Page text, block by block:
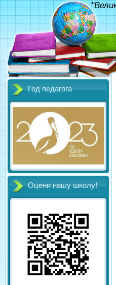
Год педагога
Оцени нашу школу!